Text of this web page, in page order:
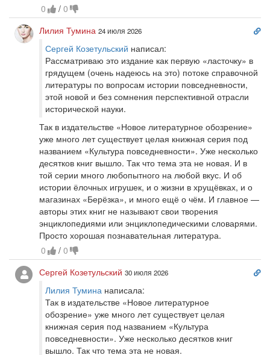
0
/ 0
Лилия Тумина 24 июля 2026
Сергей Козетульский написал:
Рассматриваю это издание как первую «ласточку» в
грядущем (очень надеюсь на это) потоке справочной
литературы по вопросам истории повседневности,
этой новой и без сомнения перспективной отрасли
исторической науки.
Так в издательстве «Новое литературное обозрение»
уже много лет существует целая книжная серия под
названием «Культура повседневности». Уже несколько
десятков книг вышло. Так что тема эта не новая. И в
той серии много любопытного на любой вкус. И об
истории ёлочных игрушек, и о жизни в хрущёвках, и о
магазинах «Берёзка», и много ещё о чём. И главное —
авторы этих книг не называют свои творения
энциклопедиями или энциклопедическими словарями.
Просто хорошая познавательная литература.
0
/ 0
Сергей Козетульский 30 июля 2026
Лилия Тумина написала:
Так в издательстве «Новое литературное
обозрение» уже много лет существует целая
книжная серия под названием «Культура
повседневности». Уже несколько десятков книг
вышло. Так что тема эта не новая.